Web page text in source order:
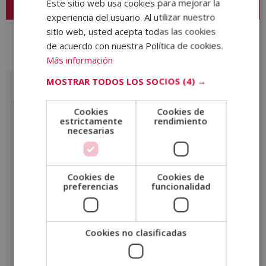
Valoraciones (0)
Valoraciones
No hay valoraciones aún.
Sé el primero en valorar “Curso Experto en Jefe de Sala en
Tu valoración*
Este sitio web usa cookies para mejorar la
experiencia del usuario. Al utilizar nuestro
sitio web, usted acepta todas las cookies
de acuerdo con nuestra Política de cookies.
Más información
MOSTRAR TODOS LOS SOCIOS (4) →
Cookies
estrictamente
necesarias
Cookies de
rendimiento
Cookies de
preferencias
Cookies de
funcionalidad
Cookies no clasificadas